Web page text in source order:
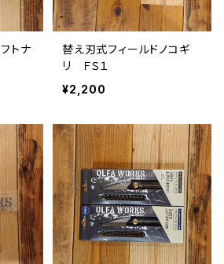
トナ
替え刃式フィールドノコギ
リ ＦＳ１
¥2,200